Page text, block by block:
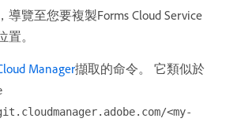
導覽至您要複製Forms Cloud Service
置。
Manager擷取的命令。 它類似於
<my-